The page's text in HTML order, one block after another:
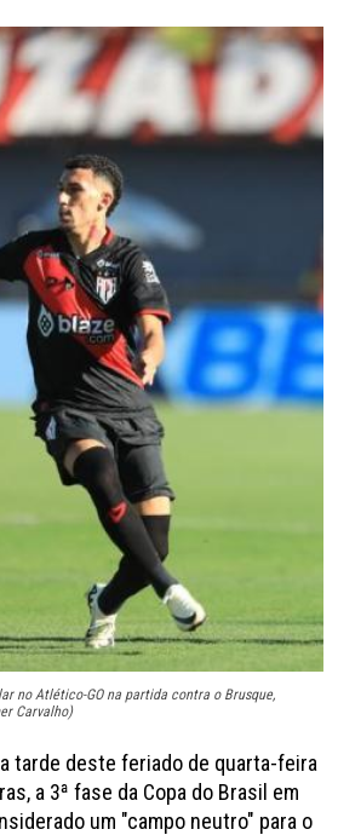
no Atlético-GO na partida contra o Brusque,
Carvalho)
tarde deste feriado de quarta-feira
a 3ª fase da Copa do Brasil em
um "campo neutro" para o